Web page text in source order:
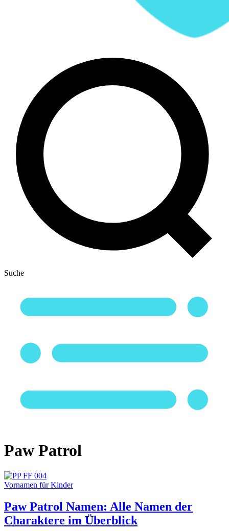
Suche
Paw Patrol
Vornamen für Kinder
Paw Patrol Namen: Alle Namen der
Charaktere im Überblick